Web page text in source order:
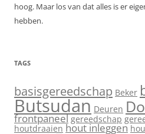
hoog. Maar los van dat alles is er
hebben.
TAGS
basisgereedschap Beker
Butsudan Deuren
frontpaneel gereedschap
houtdraaien hout inleggen